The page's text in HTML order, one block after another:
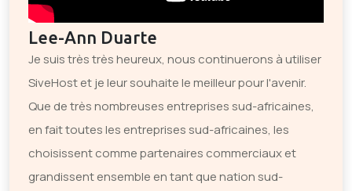
Lee-Ann Duarte
Je suis très très heureux, nous continuerons à utiliser
SiveHost et je leur souhaite le meilleur pour l'avenir.
Que de très nombreuses entreprises sud-africaines,
en fait toutes les entreprises sud-africaines, les
choisissent comme partenaires commerciaux et
grandissent ensemble en tant que nation sud-